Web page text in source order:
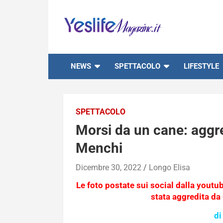
content
NEWS SPETTACOLO LIFESTYLE
SPETTACOLO
Morsi da un cane:
Menchi
Dicembre 30, 2022 Longo Elisa
Le foto postate sui social dalla
stata aggredita da
di